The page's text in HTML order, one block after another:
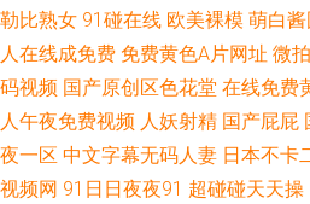
老司机 四虎色情 青草社区99 91色导 97视
日韩视频秘 色一本道 成人福利 微拍福利
设网站 无码色网 亚洲中文黄色网址 亚洲
勒比熟女 91碰在线 欧美裸模 萌白
人在线成免费 免费黄色A片网址 微
码视频 国产原创区色花堂 在线免费
人午夜免费视频 人妖射精 国产屁屁
夜一区 中文字幕无码人妻 日本不卡
视频网 91日日夜夜91 超碰碰天天操